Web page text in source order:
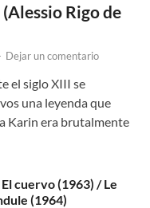
Rigo de
Dejar un comentario
el siglo XIII se
una leyenda que
Karin era brutalmente
cuervo (1963) / Le
(1964)